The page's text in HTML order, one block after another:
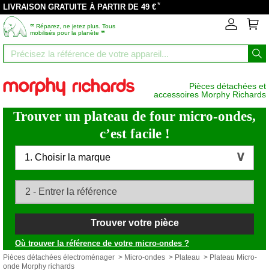
LIVRAISON GRATUITE À PARTIR DE 49 €*
‟ Réparez, ne jetez plus. Tous
mobilisés pour la planète ”
Pièces détachées et
accessoires Morphy Richards
Trouver un plateau de four micro-ondes,
c’est facile !
1. Choisir la marque
Trouver votre pièce
Où trouver la référence de votre micro-ondes ?
Pièces détachées électroménager > Micro-ondes > Plateau > Plateau Micro-
onde Morphy richards